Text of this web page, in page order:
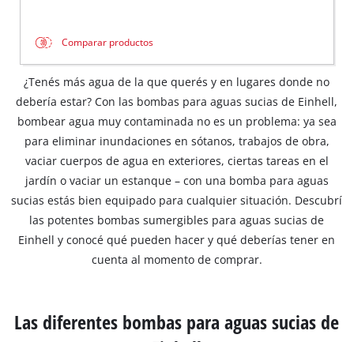
Comparar productos
¿Tenés más agua de la que querés y en lugares donde no
debería estar? Con las bombas para aguas sucias de Einhell,
bombear agua muy contaminada no es un problema: ya sea
para eliminar inundaciones en sótanos, trabajos de obra,
vaciar cuerpos de agua en exteriores, ciertas tareas en el
jardín o vaciar un estanque – con una bomba para aguas
sucias estás bien equipado para cualquier situación. Descubrí
las potentes bombas sumergibles para aguas sucias de
Einhell y conocé qué pueden hacer y qué deberías tener en
cuenta al momento de comprar.
Las diferentes bombas para aguas sucias de